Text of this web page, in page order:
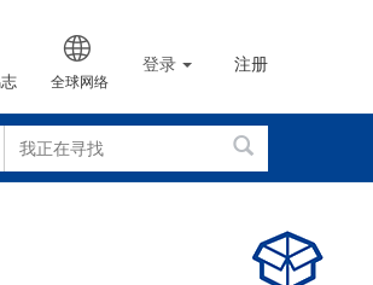
全球网络
登录 注册